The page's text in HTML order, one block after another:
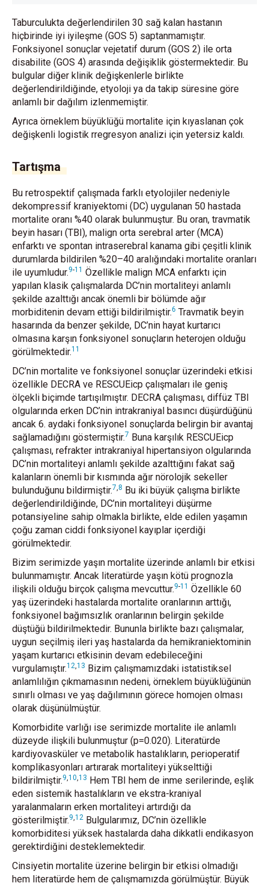
Taburculukta değerlendirilen 30 sağ kalan hastanın
hiçbirinde iyi iyileşme (GOS 5) saptanmamıştır.
Fonksiyonel sonuçlar vejetatif durum (GOS 2) ile orta
disabilite (GOS 4) arasında değişiklik göstermektedir. Bu
bulgular diğer klinik değişkenlerle birlikte
değerlendirildiğinde, etyoloji ya da takip süresine göre
anlamlı bir dağılım izlenmemiştir.
Ayrıca örneklem büyüklüğü mortalite için kıyaslanan çok
değişkenli logistik rregresyon analizi için yetersiz kaldı.
Tartışma
Bu retrospektif çalışmada farklı etyolojiler nedeniyle
dekompressif kraniyektomi (DC) uygulanan 50 hastada
mortalite oranı %40 olarak bulunmuştur. Bu oran, travmatik
beyin hasarı (TBI), malign orta serebral arter (MCA)
enfarktı ve spontan intraserebral kanama gibi çeşitli klinik
durumlarda bildirilen %20–40 aralığındaki mortalite oranları
ile uyumludur.9-11 Özellikle malign MCA enfarktı için
yapılan klasik çalışmalarda DC’nin mortaliteyi anlamlı
şekilde azalttığı ancak önemli bir bölümde ağır
morbiditenin devam ettiği bildirilmiştir.6 Travmatik beyin
hasarında da benzer şekilde, DC’nin hayat kurtarıcı
olmasına karşın fonksiyonel sonuçların heterojen olduğu
görülmektedir.11
DC’nin mortalite ve fonksiyonel sonuçlar üzerindeki etkisi
özellikle DECRA ve RESCUEicp çalışmaları ile geniş
ölçekli biçimde tartışılmıştır. DECRA çalışması, diffüz TBI
olgularında erken DC’nin intrakraniyal basıncı düşürdüğünü
ancak 6. aydaki fonksiyonel sonuçlarda belirgin bir avantaj
sağlamadığını göstermiştir.7 Buna karşılık RESCUEicp
çalışması, refrakter intrakraniyal hipertansiyon olgularında
DC’nin mortaliteyi anlamlı şekilde azalttığını fakat sağ
kalanların önemli bir kısmında ağır nörolojik sekeller
bulunduğunu bildirmiştir.7,8 Bu iki büyük çalışma birlikte
değerlendirildiğinde, DC’nin mortaliteyi düşürme
potansiyeline sahip olmakla birlikte, elde edilen yaşamın
çoğu zaman ciddi fonksiyonel kayıplar içerdiği
görülmektedir.
Bizim serimizde yaşın mortalite üzerinde anlamlı bir etkisi
bulunmamıştır. Ancak literatürde yaşın kötü prognozla
ilişkili olduğu birçok çalışma mevcuttur.9-11 Özellikle 60
yaş üzerindeki hastalarda mortalite oranlarının arttığı,
fonksiyonel bağımsızlık oranlarının belirgin şekilde
düştüğü bildirilmektedir. Bununla birlikte bazı çalışmalar,
uygun seçilmiş ileri yaş hastalarda da hemikraniektominin
yaşam kurtarıcı etkisinin devam edebileceğini
vurgulamıştır.12,13 Bizim çalışmamızdaki istatistiksel
anlamlılığın çıkmamasının nedeni, örneklem büyüklüğünün
sınırlı olması ve yaş dağılımının görece homojen olması
olarak düşünülmüştür.
Komorbidite varlığı ise serimizde mortalite ile anlamlı
düzeyde ilişkili bulunmuştur (p=0.020). Literatürde
kardiyovasküler ve metabolik hastalıkların, perioperatif
komplikasyonları artırarak mortaliteyi yükselttiği
bildirilmiştir.9,10,13 Hem TBI hem de inme serilerinde, eşlik
eden sistemik hastalıkların ve ekstra-kraniyal
yaralanmaların erken mortaliteyi artırdığı da
gösterilmiştir.9,12 Bulgularımız, DC’nin özellikle
komorbiditesi yüksek hastalarda daha dikkatli endikasyon
gerektirdiğini desteklemektedir.
Cinsiyetin mortalite üzerine belirgin bir etkisi olmadığı
hem literatürde hem de çalışmamızda görülmüştür. Büyük